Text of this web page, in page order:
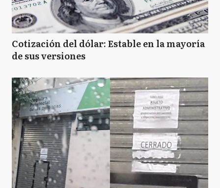
Cotización del dólar: Estable en la mayoría
de sus versiones